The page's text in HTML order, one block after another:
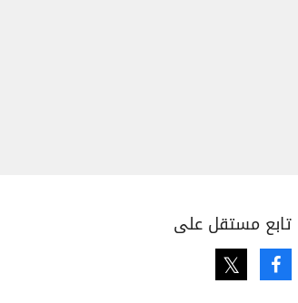
تابع مستقل على
Facebook
Twitter